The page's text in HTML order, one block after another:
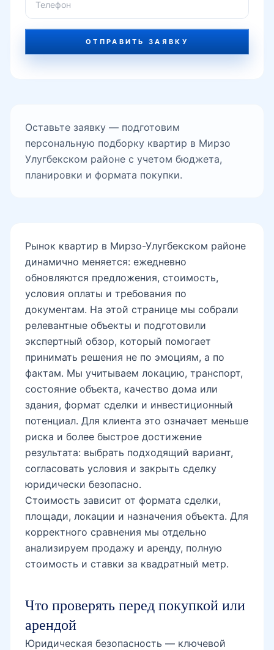
ОТПРАВИТЬ ЗАЯВКУ
Оставьте заявку — подготовим
персональную подборку квартир в Мирзо
Улугбекском районе с учетом бюджета,
планировки и формата покупки.
Рынок квартир в Мирзо-Улугбекском районе
динамично меняется: ежедневно
обновляются предложения, стоимость,
условия оплаты и требования по
документам. На этой странице мы собрали
релевантные объекты и подготовили
экспертный обзор, который помогает
принимать решения не по эмоциям, а по
фактам. Мы учитываем локацию, транспорт,
состояние объекта, качество дома или
здания, формат сделки и инвестиционный
потенциал. Для клиента это означает меньше
риска и более быстрое достижение
результата: выбрать подходящий вариант,
согласовать условия и закрыть сделку
юридически безопасно.
Стоимость зависит от формата сделки,
площади, локации и назначения объекта. Для
корректного сравнения мы отдельно
анализируем продажу и аренду, полную
стоимость и ставки за квадратный метр.
Что проверять перед покупкой или
арендой
Юридическая безопасность — ключевой